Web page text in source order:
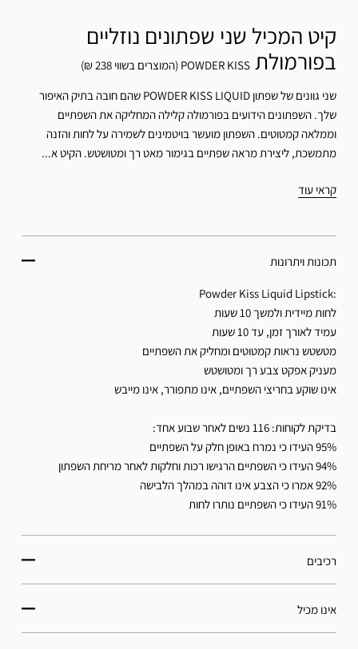
קיט המכיל שני שפתונים נוזליים
בפורמולת POWDER KISS (המוצרים בשווי 238 ₪)
שני גוונים של שפתון POWDER KISS LIQUID שהם חובה בתיק האיפור
שלך. השפתונים הידועים בפורמולה קלילה המחליקה את השפתיים
וממלאה קמטוטים. השפתון מועשר בויטמינים לשמירה על לחות והזנה
מתמשכת, ליצירת מראה שפתיים בגימור מאט רך ומטושטש. הקיט א...
קראי עוד
תכונות ויתרונות
:Powder Kiss Liquid Lipstick
לחות מיידית ולמשך 10 שעות
עמיד לאורך זמן, עד 10 שעות
מטשטש נראות קמטוטים ומחליק את השפתיים
מעניק אפקט צבע רך ומטושטש
אינו שוקע בחריצי השפתיים, אינו מתפורר, אינו מייבש
בדיקת לקוחות: 116 נשים לאחר שבוע אחד:
95% העידו כי נמרח באופן חלק על השפתיים
94% העידו כי השפתיים הרגישו רכות וחלקות לאחר מריחת השפתון
92% אמרו כי הצבע אינו דוהה במהלך הלבישה
91% העידו כי השפתיים נותרו לחות
רכיבים
אינו מכיל